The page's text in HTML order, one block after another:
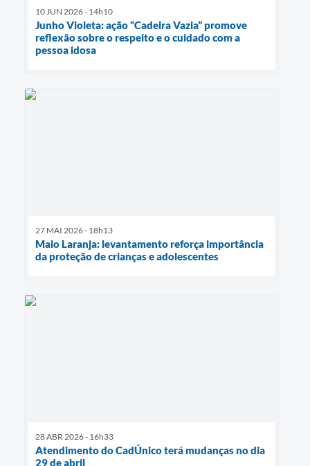
10 JUN 2026 - 14h10
Junho Violeta: ação “Cadeira Vazia” promove
reflexão sobre o respeito e o cuidado com a
pessoa idosa
27 MAI 2026 - 18h13
Maio Laranja: levantamento reforça importância
da proteção de crianças e adolescentes
28 ABR 2026 - 16h33
Atendimento do CadÚnico terá mudanças no dia
29 de abril